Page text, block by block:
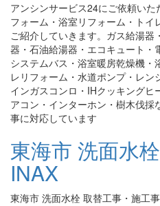
アンシンサービス24にご依頼い
フォーム・浴室リフォーム・トイ
ご紹介していきます。ガス給湯器
器・石油給湯器・エコキュート・
システムバス・浴室暖房乾燥機・
レリフォーム・水道ポンプ・レン
インガスコンロ・IHクッキングヒ
アコン・インターホン・樹木伐
事に対応しています
東海市 洗面水
INAX
東海市 洗面水栓 取替工事・施工